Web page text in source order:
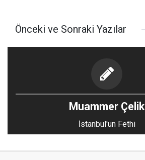
Önceki ve Sonraki Yazılar
Muammer Çelik
İstanbul'un Fethi